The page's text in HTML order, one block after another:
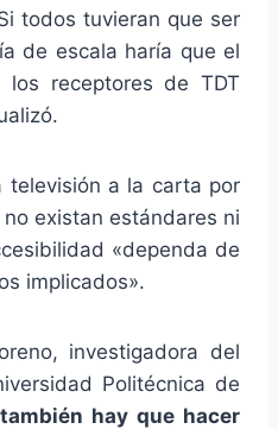
todos tuvieran que ser
de escala haría que el
receptores de TDT
televisión a la carta por
existan estándares ni
«dependa de
implicados».
investigadora del
Politécnica de
también hay que hacer